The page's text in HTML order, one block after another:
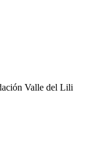
Valle del Lili